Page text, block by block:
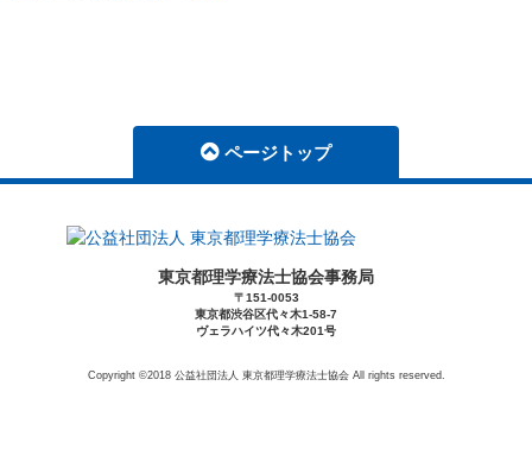
ページトップ
東京都理学療法士協会事務局
〒151-0053
東京都渋谷区代々木1-58-7
ヴェラハイツ代々木201号
Copyright ©2018 公益社団法人 東京都理学療法士協会 All rights reserved.